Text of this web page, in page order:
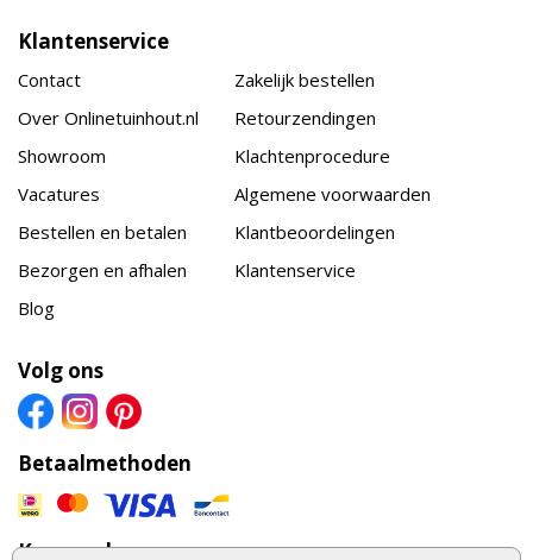
Klantenservice
Contact
Over Onlinetuinhout.nl
Showroom
Vacatures
Bestellen en betalen
Bezorgen en afhalen
Blog
Zakelijk bestellen
Retourzendingen
Klachtenprocedure
Algemene voorwaarden
Klantbeoordelingen
Klantenservice
Volg ons
Betaalmethoden
Keurmerken